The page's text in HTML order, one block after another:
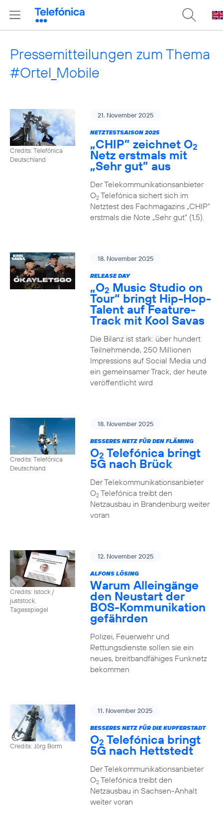
Pressemitteilungen zum Thema
#Ortel_Mobile
Credits: Telefónica
Deutschland
21. November 2025
NETZTESTSAISON 2025
„CHIP” zeichnet O2
Netz erstmals mit
„Sehr gut” aus
Der Telekommunikationsanbieter
O2Telefónica sichert sich im
Netztest des Fachmagazins „CHIP”
erstmals die Note „Sehr gut“ (1,5).
18. November 2025
RELEASE DAY
„O2 Music Studio on
Tour“ bringt Hip-Hop-
Talent auf Feature-
Track mit Kool Savas
Die Bilanz ist stark: über hundert
Teilnehmende, 250 Millionen
Impressions auf Social Media und
ein gemeinsamer Track, der heute
veröffentlicht wird
Credits: Telefónica
Deutschland
18. November 2025
BESSERES NETZ FÜR DEN FLÄMING
O2 Telefónica bringt
5G nach Brück
Der Telekommunikationsanbieter
O2Telefónica treibt den
Netzausbau in Brandenburg weiter
voran
Credits: istock /
juststock,
Tagesspiegel
12. November 2025
ALFONS LÖSING
Warum Alleingänge
den Neustart der
BOS-Kommunikation
gefährden
Polizei, Feuerwehr und
Rettungsdienste sollen sie ein
neues, breitbandfähiges Funknetz
bekommen
Credits: Jörg Borm
11. November 2025
BESSERES NETZ FÜR DIE KUPFERSTADT
O2 Telefónica bringt
5G nach Hettstedt
Der Telekommunikationsanbieter
O2Telefónica treibt den
Netzausbau in Sachsen-Anhalt
weiter voran